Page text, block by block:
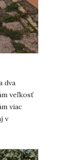
dva
veľkosť
viac
v